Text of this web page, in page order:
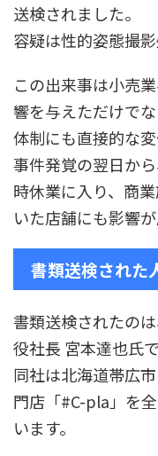
送検されました。
容疑は性的姿態撮
この出来事は小売
響を与えただけで
体制にも直接的な
事件発覚の翌日か
時休業に入り、商
いた店舗にも影響が
書類送検された
書類送検されたの
役社長 宮本達也氏で
同社は北海道帯広
門店「#C-pla」を
います。